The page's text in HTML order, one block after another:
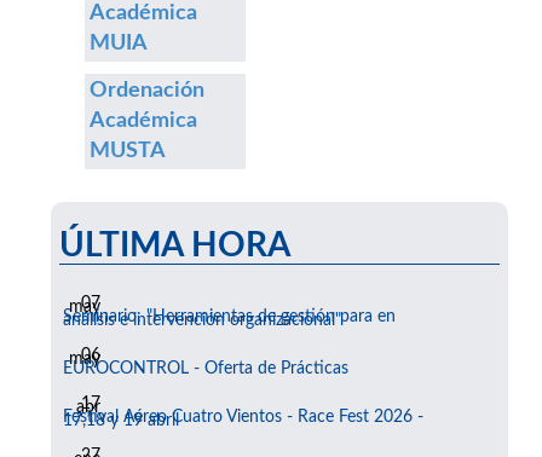
Académica
MUIA
Ordenación
Académica
MUSTA
ÚLTIMA HORA
07
may
Seminario: "Herramientas de gestión para en
análisis e intervención organizacional"
06
may
EUROCONTROL - Oferta de Prácticas
17
abr
Festival Aéreo Cuatro Vientos - Race Fest 2026 -
17,18 y 19 abril